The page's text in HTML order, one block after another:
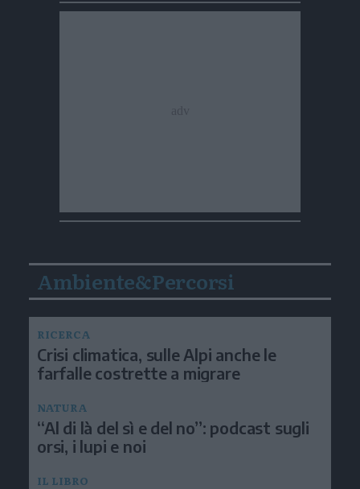
Ambiente&Percorsi
RICERCA
Crisi climatica, sulle Alpi anche le
farfalle costrette a migrare
NATURA
“Al di là del sì e del no”: podcast sugli
orsi, i lupi e noi
IL LIBRO